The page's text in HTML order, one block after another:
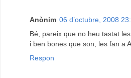
Anònim 06 d’octubre, 2008
Bé, pareix que no heu tastat les
i ben bones que son, les fan a
Respon